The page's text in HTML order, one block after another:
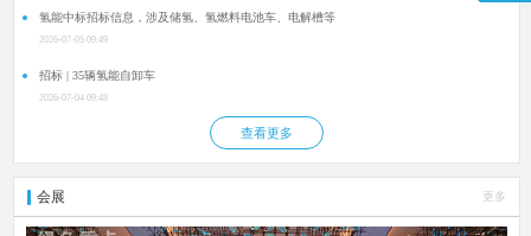
氢能中标招标信息，涉及储氢、氢燃料电池车、电解槽等
2026-07-05 09:49
招标 | 35辆氢能自卸车
2026-07-04 09:48
查看更多
会展 更多